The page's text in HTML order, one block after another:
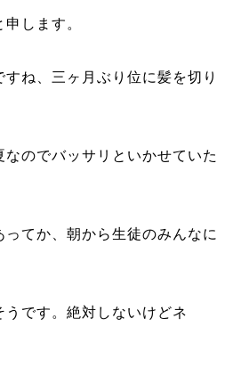
します。
ね、三ヶ月ぶり位に髪を切り
のでバッサリといかせていた
てか、朝から生徒のみんなに
です。絶対しないけどネ